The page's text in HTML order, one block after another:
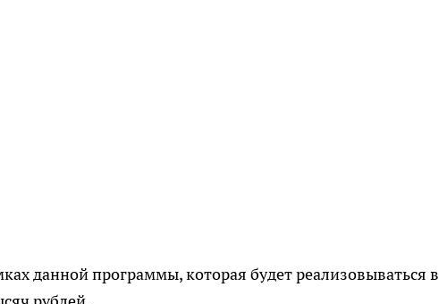
данной программы, которая будет реализовываться в